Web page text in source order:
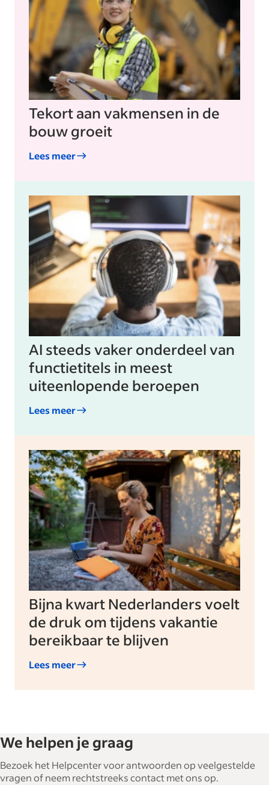
Tekort aan vakmensen in de
bouw groeit
Lees meer
AI steeds vaker onderdeel van
functietitels in meest
uiteenlopende beroepen
Lees meer
Bijna kwart Nederlanders voelt
de druk om tijdens vakantie
bereikbaar te blijven
Lees meer
We helpen je graag
Bezoek het Helpcenter voor antwoorden op veelgestelde
vragen of neem rechtstreeks contact met ons op.